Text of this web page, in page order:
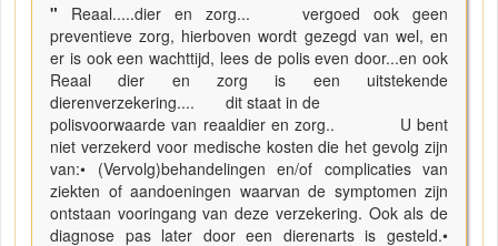
" Reaal.....dier en zorg... vergoed ook geen
preventieve zorg, hierboven wordt gezegd van wel, en
er is ook een wachttijd, lees de polis even door...en ook
Reaal dier en zorg is een uitstekende
dierenverzekering.... dit staat in de
polisvoorwaarde van reaaldier en zorg.. U bent
niet verzekerd voor medische kosten die het gevolg zijn
van:• (Vervolg)behandelingen en/of complicaties van
ziekten of aandoeningen waarvan de symptomen zijn
ontstaan vooringang van deze verzekering. Ook als de
diagnose pas later door een dierenarts is gesteld.•